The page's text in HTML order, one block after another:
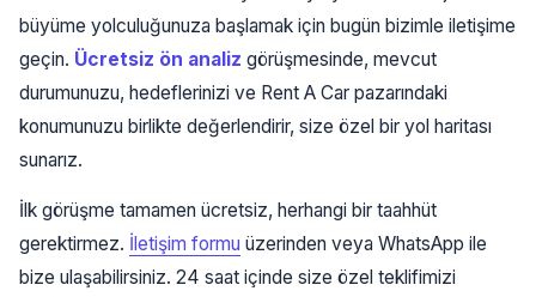
büyüme yolculuğunuza başlamak için bugün bizimle iletişime
geçin. Ücretsiz ön analiz görüşmesinde, mevcut
durumunuzu, hedeflerinizi ve Rent A Car pazarındaki
konumunuzu birlikte değerlendirir, size özel bir yol haritası
sunarız.
İlk görüşme tamamen ücretsiz, herhangi bir taahhüt
gerektirmez. İletişim formu üzerinden veya WhatsApp ile
bize ulaşabilirsiniz. 24 saat içinde size özel teklifimizi